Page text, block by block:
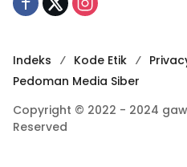
Indeks Kode Etik
Pedoman Media Siber
Copyright © 2022 - 2024
Reserved